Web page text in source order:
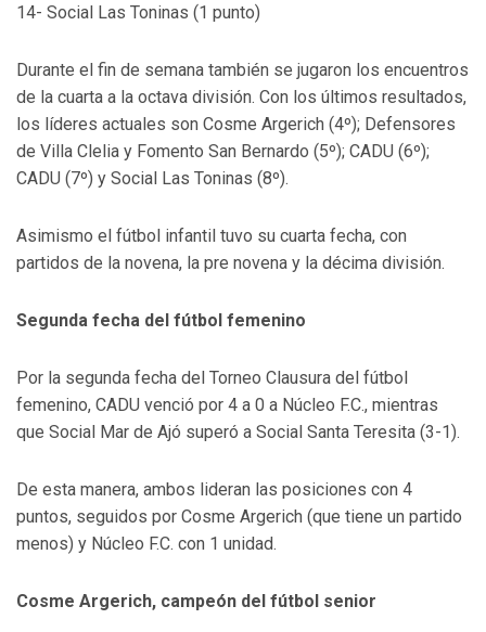
14- Social Las Toninas (1 punto)
Durante el fin de semana también se jugaron los encuentros
de la cuarta a la octava división. Con los últimos resultados,
los líderes actuales son Cosme Argerich (4º); Defensores
de Villa Clelia y Fomento San Bernardo (5º); CADU (6º);
CADU (7º) y Social Las Toninas (8º).
Asimismo el fútbol infantil tuvo su cuarta fecha, con
partidos de la novena, la pre novena y la décima división.
Segunda fecha del fútbol femenino
Por la segunda fecha del Torneo Clausura del fútbol
femenino, CADU venció por 4 a 0 a Núcleo F.C., mientras
que Social Mar de Ajó superó a Social Santa Teresita (3-1).
De esta manera, ambos lideran las posiciones con 4
puntos, seguidos por Cosme Argerich (que tiene un partido
menos) y Núcleo F.C. con 1 unidad.
Cosme Argerich, campeón del fútbol senior